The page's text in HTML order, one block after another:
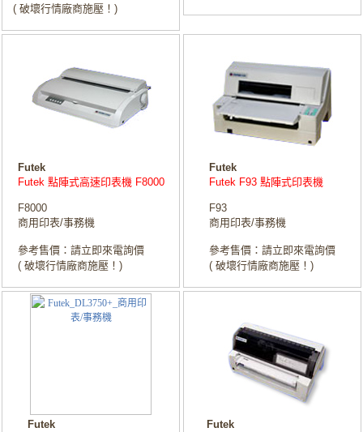
( 破壞行情廠商施壓！)
Futek
Futek 點陣式高速印表機 F8000
F8000
商用印表/事務機
參考售價：請立即來電詢價
( 破壞行情廠商施壓！)
Futek
Futek F93 點陣式印表機
F93
商用印表/事務機
參考售價：請立即來電詢價
( 破壞行情廠商施壓！)
Futek
Futek